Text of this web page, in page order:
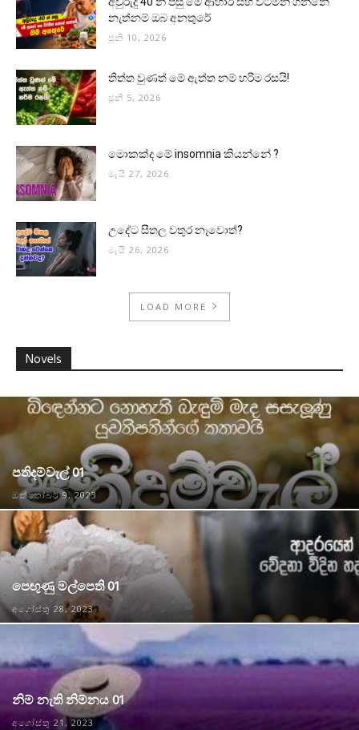
නැත්නම් ඔබ අනතුරේ
ජූනි 10, 2026
තිත්ත වුණත් මේ ඇත්ත නම් හරිම රසයි!
ජූනි 5, 2026
මොකක්ද මේ insomnia කියන්නේ ?
මැයි 27, 2026
උදේට සීතල වතුර නෑවොත්?
මැයි 26, 2026
LOAD MORE
Novels
පතිදම්වැල් 01
ඔක්තෝබර් 9, 2023
පෙඟුණු මල්පෙති 01
අගෝස්තු 28, 2023
නිම් නැති නිම්නය 01
අගෝස්තු 21, 2023